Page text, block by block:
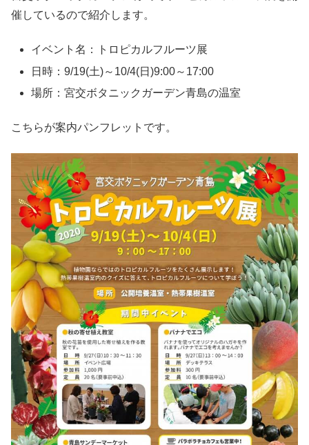
催しているので紹介します。
イベント名：トロピカルフルーツ展
日時：9/19(土)～10/4(日)9:00～17:00
場所：宮交ボタニックガーデン青島の温室
こちらが案内パンフレットです。